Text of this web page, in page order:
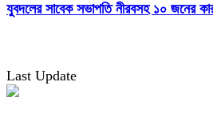
যুবদলের সাবেক সভাপতি নীরবসহ ১০ জনের
Last Update